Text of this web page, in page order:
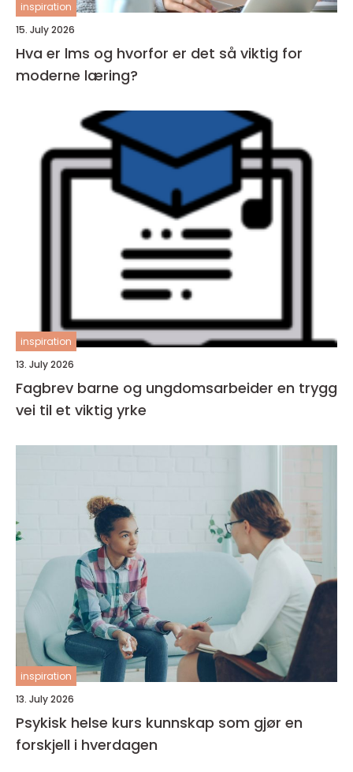
inspiration
15. July 2026
Hva er lms og hvorfor er det så viktig for
moderne læring?
inspiration
13. July 2026
Fagbrev barne og ungdomsarbeider en trygg
vei til et viktig yrke
inspiration
13. July 2026
Psykisk helse kurs kunnskap som gjør en
forskjell i hverdagen